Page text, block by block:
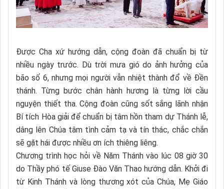
Được Cha xứ hướng dẫn, cộng đoàn đã chuẩn bị từ
nhiều ngày trước. Dù trời mưa gió do ảnh hưởng của
bão số 6, nhưng mọi người vẫn nhiệt thành đổ về Đền
thánh. Từng bước chân hành hương là từng lời cầu
nguyện thiết tha. Cộng đoàn cũng sốt sắng lãnh nhận
Bí tích Hòa giải để chuẩn bị tâm hồn tham dự Thánh lễ,
dâng lên Chúa tâm tình cảm tạ và tín thác, chắc chắn
sẽ gặt hái được nhiều ơn ích thiêng liêng.
Chương trình học hỏi về Năm Thánh vào lúc 08 giờ 30
do Thầy phó tế Giuse Đào Văn Thao hướng dẫn. Khởi đi
từ Kinh Thánh và lòng thương xót của Chúa, Mẹ Giáo